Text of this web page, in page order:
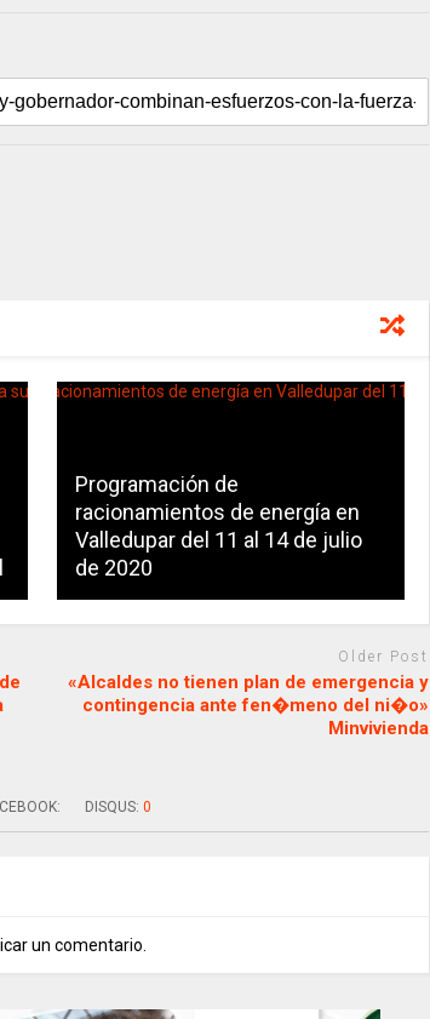
Programación de
racionamientos de energía en
Valledupar del 11 al 14 de julio
de 2020
Older Post
«Alcaldes no tienen plan de emergencia y
contingencia ante fen�meno del ni�o»
Minvivienda
DISQUS: 0
un comentario.